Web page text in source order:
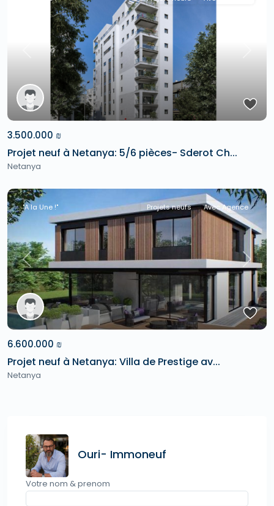
Previous
3.500.000 ₪
Projet neuf à Netanya: 5/6 pièces- Sderot Ch...
Netanya
Previous Next
"A la Une !" Projets neufs Avec Agence
6.600.000 ₪
Projet neuf à Netanya: Villa de Prestige av...
Netanya
Ouri- Immoneuf
Votre nom & prenom